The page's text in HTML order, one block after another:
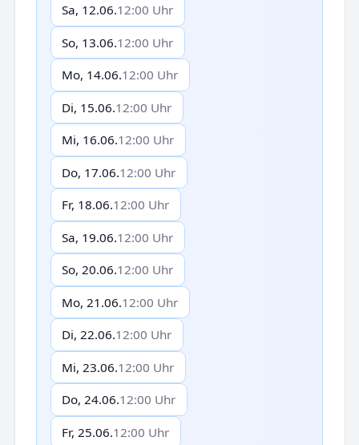
Sa, 12.06.12:00 Uhr
So, 13.06.12:00 Uhr
Mo, 14.06.12:00 Uhr
Di, 15.06.12:00 Uhr
Mi, 16.06.12:00 Uhr
Do, 17.06.12:00 Uhr
Fr, 18.06.12:00 Uhr
Sa, 19.06.12:00 Uhr
So, 20.06.12:00 Uhr
Mo, 21.06.12:00 Uhr
Di, 22.06.12:00 Uhr
Mi, 23.06.12:00 Uhr
Do, 24.06.12:00 Uhr
Fr, 25.06.12:00 Uhr